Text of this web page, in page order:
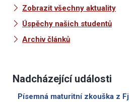
Zobrazit všechny aktuality
Úspěchy našich studentů
Archiv článků
Nadcházející události
Písemná maturitní zkouška z Fj